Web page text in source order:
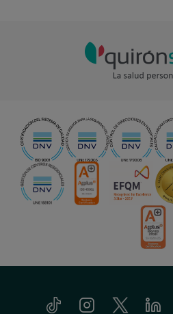
Tiktok InstagramTwitter